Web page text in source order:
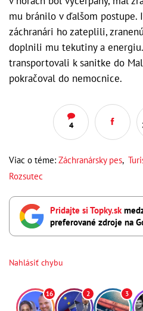
mu bránilo v ďalšom postupe.
záchranári ho zateplili,
doplnili mu tekutiny a
transportovali k sanitke do
pokračoval do nemocnice.
4
Viac o téme: Záchranársky pes,
Rozsutec
Pridajte si Topky.sk
preferované zdroje na
Nahlásiť chybu
16 2 3